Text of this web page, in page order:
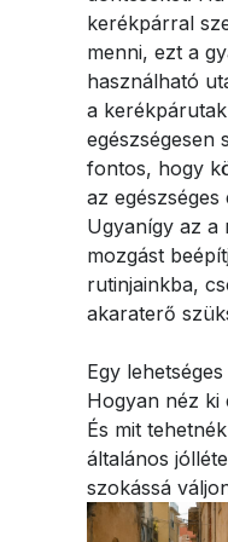
kerékpárral
menni, ezt a
használható
a
egészségesen
fontos, hogy
az egészséges
Ugyanígy az a
mozgást
rutinjainkba,
akaraterő
Egy
Hogyan néz ki
És mit
általános
szokássá